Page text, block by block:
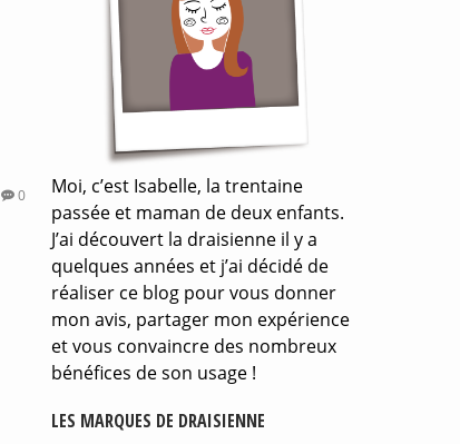
0
Moi, c’est Isabelle, la trentaine
passée et maman de deux enfants.
J’ai découvert la draisienne il y a
quelques années et j’ai décidé de
réaliser ce blog pour vous donner
mon avis, partager mon expérience
et vous convaincre des nombreux
bénéfices de son usage !
LES MARQUES DE DRAISIENNE